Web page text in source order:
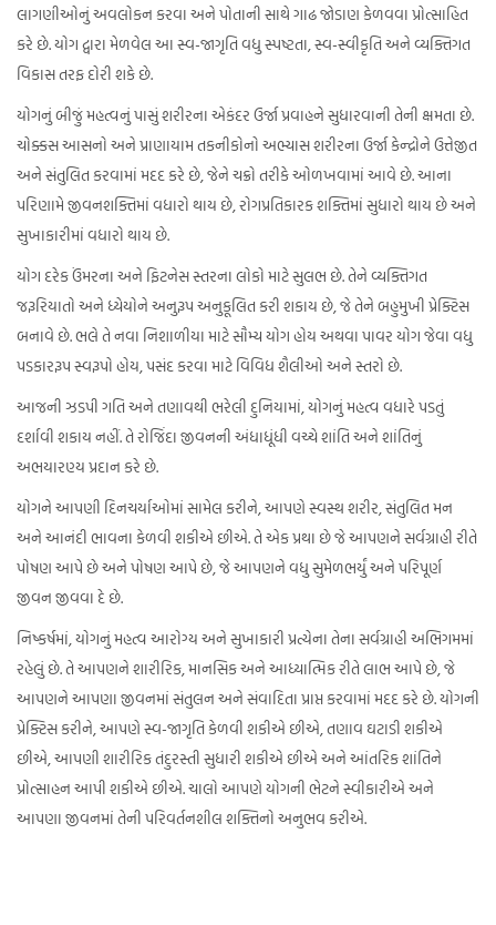
લાગણીઓનું અવલોકન કરવા અને પોતાની સાથે ગાઢ જોડાણ કેળવવા પ્રોત્સાહિત
કરે છે. યોગ દ્વારા મેળવેલ આ સ્વ-જાગૃતિ વધુ સ્પષ્ટતા, સ્વ-સ્વીકૃતિ અને વ્યક્તિગત
વિકાસ તરફ દોરી શકે છે.
યોગનું બીજું મહત્વનું પાસું શરીરના એકંદર ઉર્જા પ્રવાહને સુધારવાની તેની ક્ષમતા છે.
ચોક્કસ આસનો અને પ્રાણાયામ તકનીકોનો અભ્યાસ શરીરના ઉર્જા કેન્દ્રોને ઉત્તેજીત
અને સંતુલિત કરવામાં મદદ કરે છે, જેને ચક્રો તરીકે ઓળખવામાં આવે છે. આના
પરિણામે જીવનશક્તિમાં વધારો થાય છે, રોગપ્રતિકારક શક્તિમાં સુધારો થાય છે અને
સુખાકારીમાં વધારો થાય છે.
યોગ દરેક ઉંમરના અને ફિટનેસ સ્તરના લોકો માટે સુલભ છે. તેને વ્યક્તિગત
જરૂરિયાતો અને ધ્યેયોને અનુરૂપ અનુકૂલિત કરી શકાય છે, જે તેને બહુમુખી પ્રેક્ટિસ
બનાવે છે. ભલે તે નવા નિશાળીયા માટે સૌમ્ય યોગ હોય અથવા પાવર યોગ જેવા વધુ
પડકારરૂપ સ્વરૂપો હોય, પસંદ કરવા માટે વિવિધ શૈલીઓ અને સ્તરો છે.
આજની ઝડપી ગતિ અને તણાવથી ભરેલી દુનિયામાં, યોગનું મહત્વ વધારે પડતું
દર્શાવી શકાય નહીં. તે રોજિંદા જીવનની અંધાધૂંધી વચ્ચે શાંતિ અને શાંતિનું
અભયારણ્ય પ્રદાન કરે છે.
યોગને આપણી દિનચર્યાઓમાં સામેલ કરીને, આપણે સ્વસ્થ શરીર, સંતુલિત મન
અને આનંદી ભાવના કેળવી શકીએ છીએ. તે એક પ્રથા છે જે આપણને સર્વગ્રાહી રીતે
પોષણ આપે છે અને પોષણ આપે છે, જે આપણને વધુ સુમેળભર્યું અને પરિપૂર્ણ
જીવન જીવવા દે છે.
નિષ્કર્ષમાં, યોગનું મહત્વ આરોગ્ય અને સુખાકારી પ્રત્યેના તેના સર્વગ્રાહી અભિગમમાં
રહેલું છે. તે આપણને શારીરિક, માનસિક અને આધ્યાત્મિક રીતે લાભ આપે છે, જે
આપણને આપણા જીવનમાં સંતુલન અને સંવાદિતા પ્રાપ્ત કરવામાં મદદ કરે છે. યોગની
પ્રેક્ટિસ કરીને, આપણે સ્વ-જાગૃતિ કેળવી શકીએ છીએ, તણાવ ઘટાડી શકીએ
છીએ, આપણી શારીરિક તંદુરસ્તી સુધારી શકીએ છીએ અને આંતરિક શાંતિને
પ્રોત્સાહન આપી શકીએ છીએ. ચાલો આપણે યોગની ભેટને સ્વીકારીએ અને
આપણા જીવનમાં તેની પરિવર્તનશીલ શક્તિનો અનુભવ કરીએ.